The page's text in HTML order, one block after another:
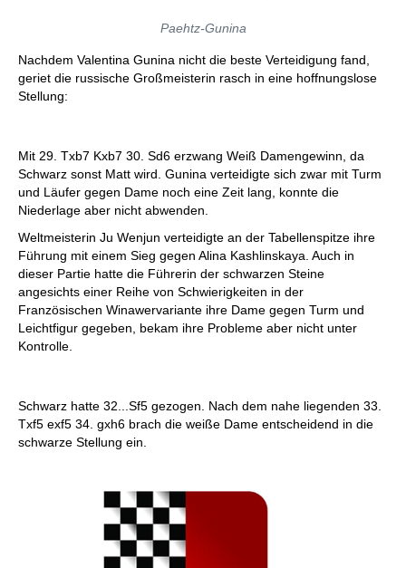
Paehtz-Gunina
Nachdem Valentina Gunina nicht die beste Verteidigung fand,
geriet die russische Großmeisterin rasch in eine hoffnungslose
Stellung:
Mit 29. Txb7 Kxb7 30. Sd6 erzwang Weiß Damengewinn, da
Schwarz sonst Matt wird. Gunina verteidigte sich zwar mit Turm
und Läufer gegen Dame noch eine Zeit lang, konnte die
Niederlage aber nicht abwenden.
Weltmeisterin Ju Wenjun verteidigte an der Tabellenspitze ihre
Führung mit einem Sieg gegen Alina Kashlinskaya. Auch in
dieser Partie hatte die Führerin der schwarzen Steine
angesichts einer Reihe von Schwierigkeiten in der
Französischen Winawervariante ihre Dame gegen Turm und
Leichtfigur gegeben, bekam ihre Probleme aber nicht unter
Kontrolle.
Schwarz hatte 32...Sf5 gezogen. Nach dem nahe liegenden 33.
Txf5 exf5 34. gxh6 brach die weiße Dame entscheidend in die
schwarze Stellung ein.